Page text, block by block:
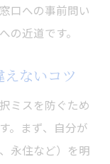
口への事前問い
の近道です。
ないコツ
ミスを防ぐため
。まず、自分が
永住など）を明